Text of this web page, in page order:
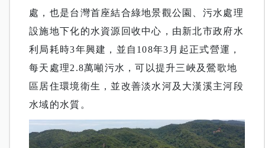
處，也是台灣首座結合綠地景觀公園、污水處理
設施地下化的水資源回收中心，由新北市政府水
利局耗時3年興建，並自108年3月起正式營運，
每天處理2.8萬噸污水，可以提升三峽及鶯歌地
區居住環境衛生，並改善淡水河及大漢溪主河段
水域的水質。